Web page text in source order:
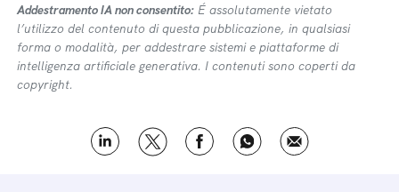
Addestramento IA non consentito: É assolutamente vietato
l’utilizzo del contenuto di questa pubblicazione, in qualsiasi
forma o modalità, per addestrare sistemi e piattaforme di
intelligenza artificiale generativa. I contenuti sono coperti da
copyright.